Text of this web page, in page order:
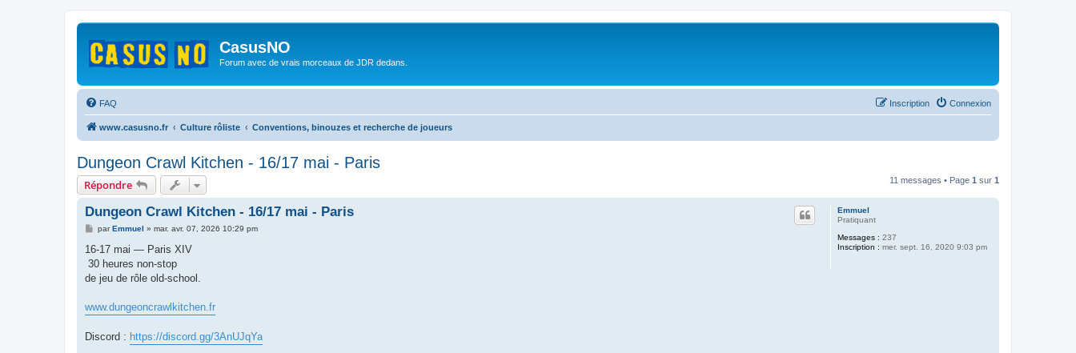
CasusNO
Forum avec de vrais morceaux de JDR dedans.
FAQ Connexion
Inscription
www.casusno.fr Culture rôliste Conventions, binouzes et recherche de joueurs
Dungeon Crawl Kitchen - 16/17 mai - Paris
Répondre 11 messages • Page 1 sur 1
Emmuel
Pratiquant
Messages : 237
Inscription : mer. sept. 16, 2020 9:03 pm
Dungeon Crawl Kitchen - 16/17 mai - Paris
M
s
a
g
e
parEmmuel » mar. avr. 07, 2026 10:29 pm
16-17 mai — Paris XIV
30 heures non-stop
de jeu de rôle old-school.
www.dungeoncrawlkitchen.fr
Discord : https://discord.gg/3AnUJqYa